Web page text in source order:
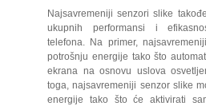
Najsavremeniji senzori slike
ukupnih performansi i
telefona. Na primer,
potrošnju energije tako što
ekrana na osnovu uslova
toga, najsavremeniji senzor slike
energije tako što će aktivirati